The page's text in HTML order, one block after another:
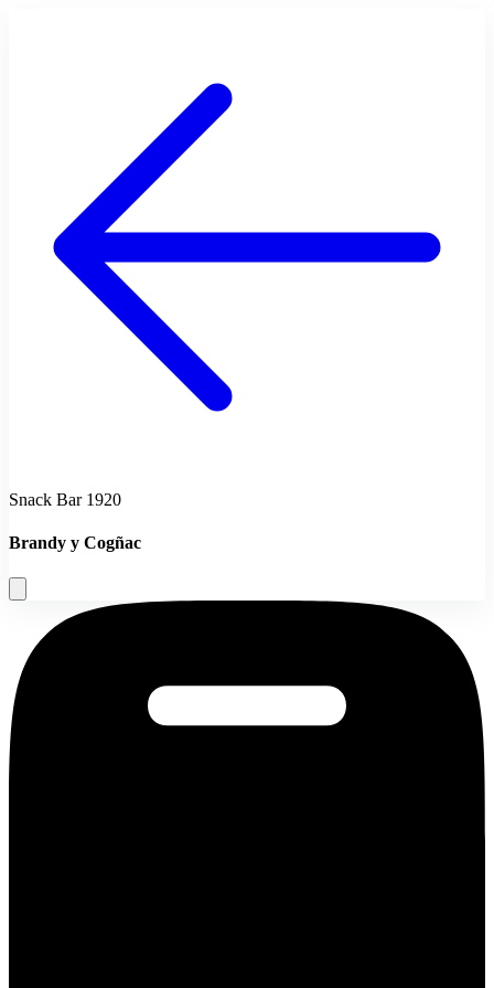
Snack Bar 1920
Brandy y Cogñac